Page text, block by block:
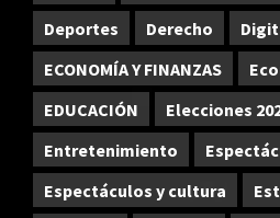
Deportes
Derecho
ECONOMÍA Y FINANZAS
EDUCACIÓN
Elecciones
Entretenimiento
Espectáculos y cultura